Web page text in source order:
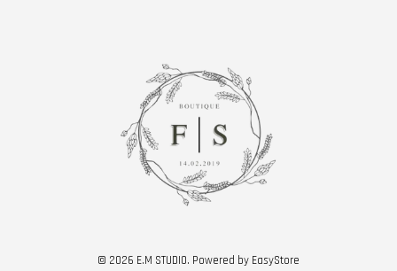
© 2026 E.M STUDIO. Powered by EasyStore